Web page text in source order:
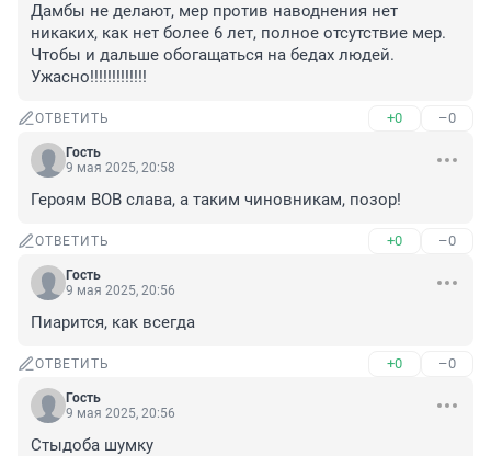
Дамбы не делают, мер против наводнения нет
никаких, как нет более 6 лет, полное отсутствие мер.
Чтобы и дальше обогащаться на бедах людей.
Ужасно!!!!!!!!!!!!!
ОТВЕТИТЬ +0 –0
Гость
9 мая 2025, 20:58
Героям ВОВ слава, а таким чиновникам, позор!
ОТВЕТИТЬ +0 –0
Гость
9 мая 2025, 20:56
Пиарится, как всегда
ОТВЕТИТЬ +0 –0
Гость
9 мая 2025, 20:56
Стыдоба шумку